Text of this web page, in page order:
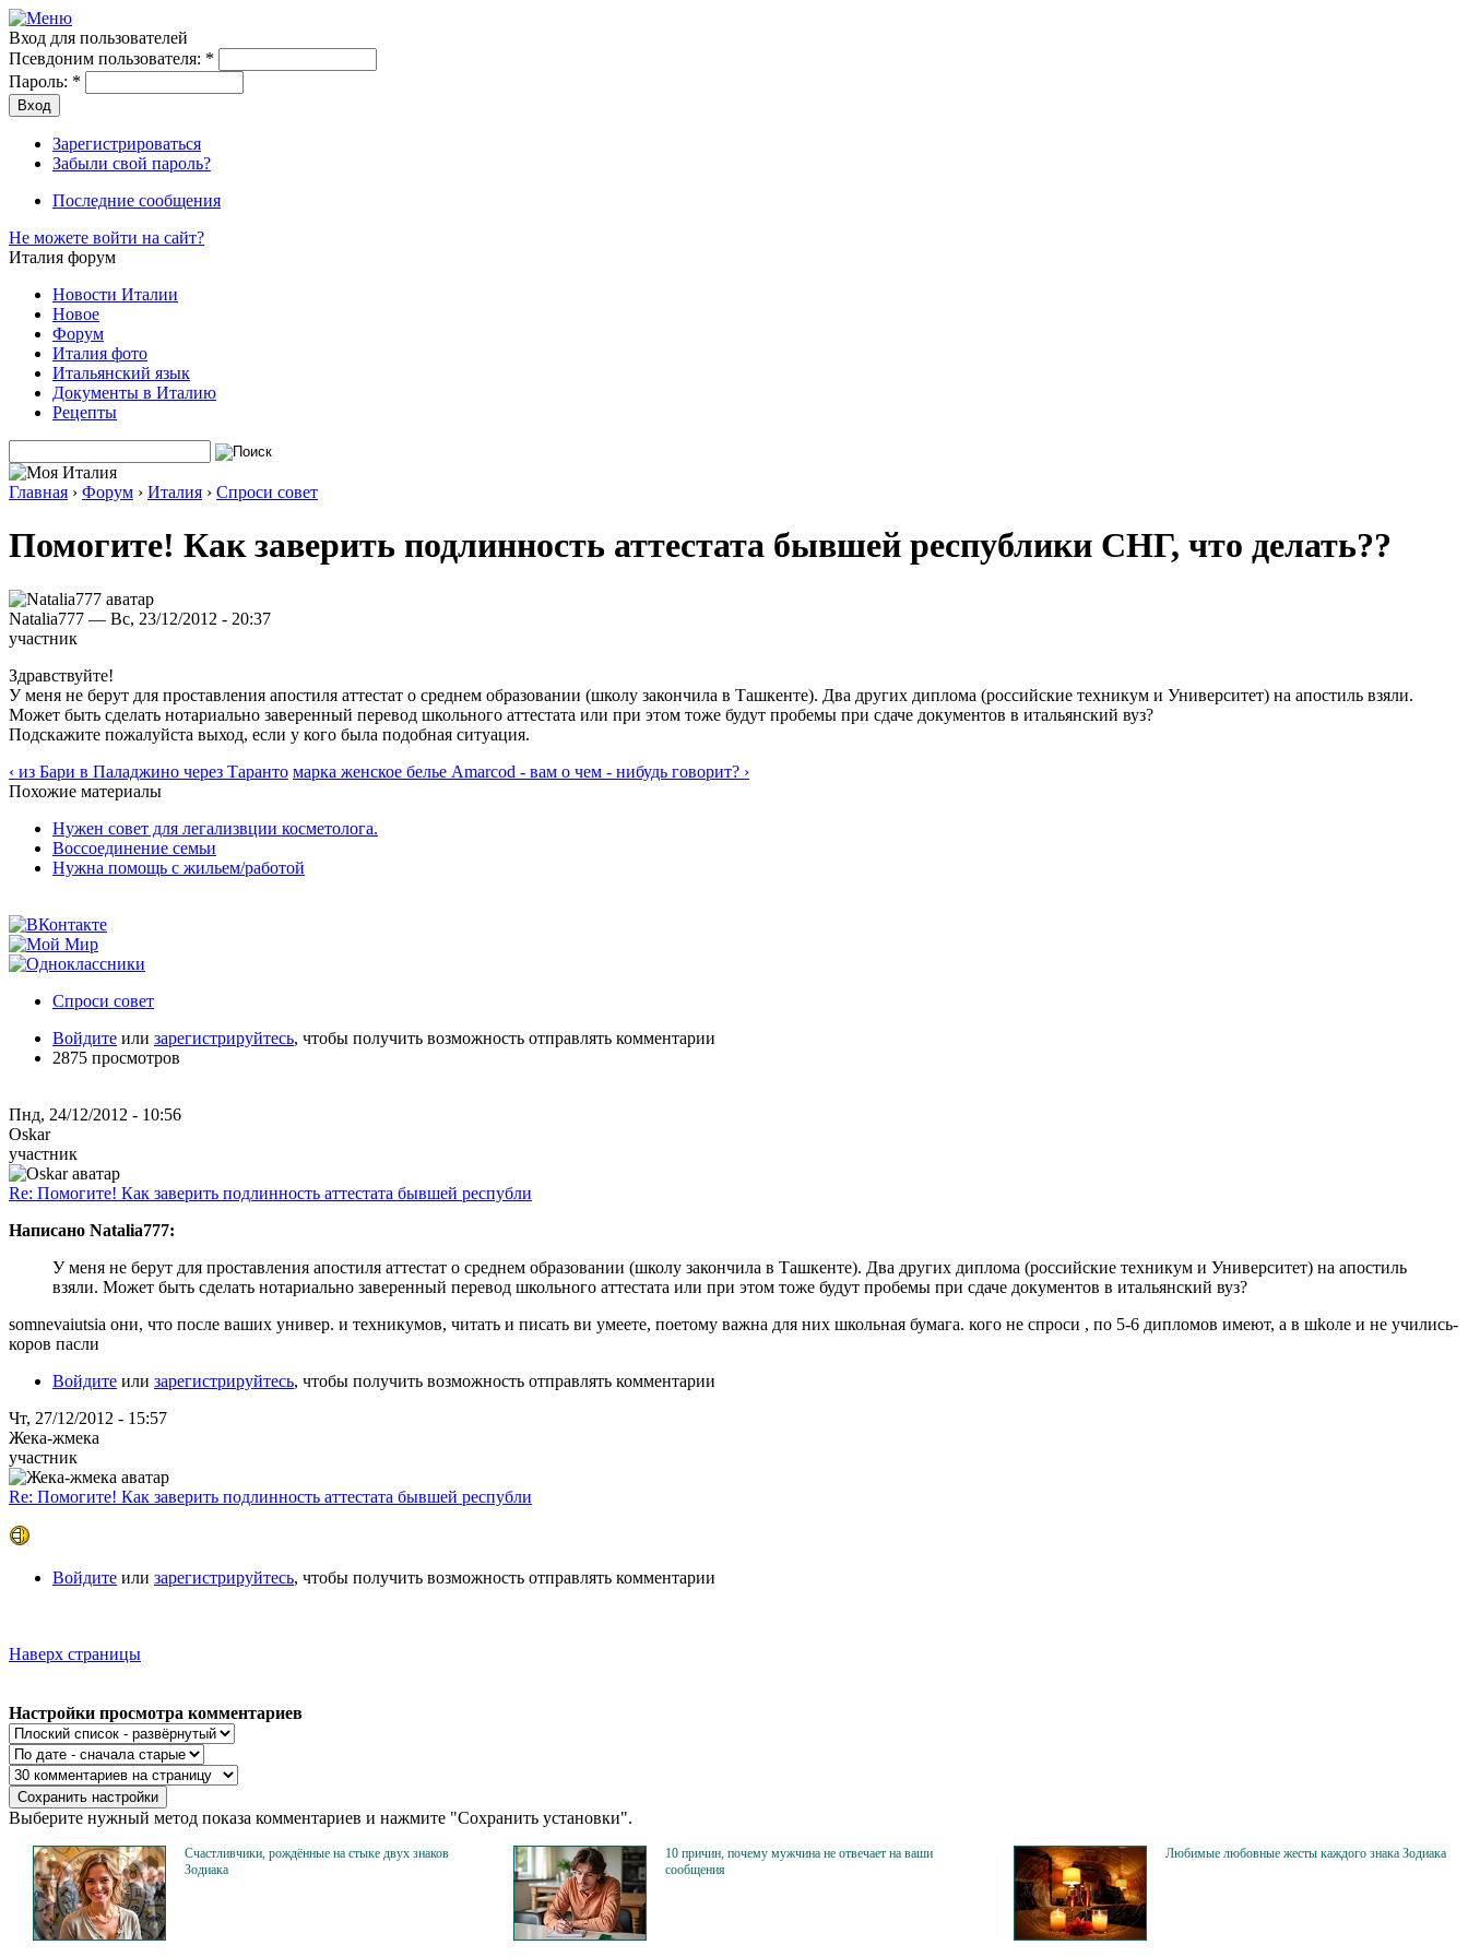
Вход для пользователей
Псевдоним пользователя: *
Пароль: *
Зарегистрироваться
Забыли свой пароль?
Последние сообщения
Не можете войти на сайт?
Италия форум
Новости Италии
Новое
Форум
Италия фото
Итальянский язык
Документы в Италию
Рецепты
Главная › Форум › Италия › Спроси совет
Помогите! Как заверить подлинность аттестата бывшей республики СНГ, что делать??
Natalia777 — Вс, 23/12/2012 - 20:37
участник
Здравствуйте!
У меня не берут для проставления апостиля аттестат о среднем образовании (школу закончила в Ташкенте). Два других диплома (российские техникум и Университет) на апостиль взяли.
Может быть сделать нотариально заверенный перевод школьного аттестата или при этом тоже будут пробемы при cдаче документов в итальянский вуз?
Подскажите пожалуйста выход, если у кого была подобная ситуация.
‹ из Бари в Паладжино через Таранто марка женское белье Amarcod - вам о чем - нибудь говорит? ›
Похожие материалы
Нужен совет для легализвции косметолога.
Воссоединение семьи
Нужна помощь с жильем/работой
Спроси совет
Войдите или зарегистрируйтесь, чтобы получить возможность отправлять комментарии
2875 просмотров
Пнд, 24/12/2012 - 10:56
Oskar
участник
Re: Помогите! Как заверить подлинность аттестата бывшей республи
Написано Natalia777:
У меня не берут для проставления апостиля аттестат о среднем образовании (школу закончила в Ташкенте). Два других диплома (российские техникум и Университет) на апостиль
взяли. Может быть сделать нотариально заверенный перевод школьного аттестата или при этом тоже будут пробемы при cдаче документов в итальянский вуз?
somnevaiutsia они, что после ваших универ. и техникумов, читать и писать ви умеете, поетому важна для них школьная бумага. кого не спроси , по 5-6 дипломов имеют, а в шkоле и не учились-
коров пасли
Войдите или зарегистрируйтесь, чтобы получить возможность отправлять комментарии
Чт, 27/12/2012 - 15:57
Жека-жмека
участник
Re: Помогите! Как заверить подлинность аттестата бывшей республи
Войдите или зарегистрируйтесь, чтобы получить возможность отправлять комментарии
Наверх страницы
Настройки просмотра комментариев
Выберите нужный метод показа комментариев и нажмите "Сохранить установки".
Счастливчики, рождённые на стыке двух знаков
Зодиака
10 причин, почему мужчина не отвечает на ваши
сообщения
Любимые любовные жесты каждого знака Зодиака